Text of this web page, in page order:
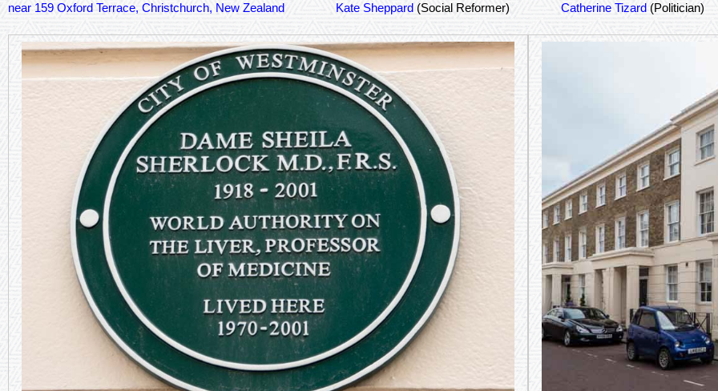
near 159 Oxford Terrace, Christchurch, New Zealand Kate Sheppard (Social Reformer) Catherine Tizard (Politician)